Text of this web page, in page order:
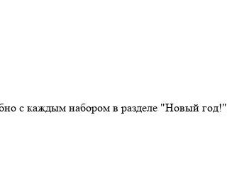
с каждым набором в разделе "Новый год!".